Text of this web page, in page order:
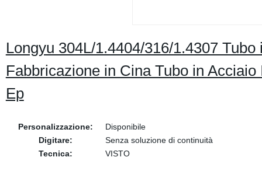
Longyu 304L/1.4404/316/1.4307
Fabbricazione in Cina Tubo in
Ep
Personalizzazione:
Disponibile
Digitare:
Senza soluzione di continuità
Tecnica:
VISTO